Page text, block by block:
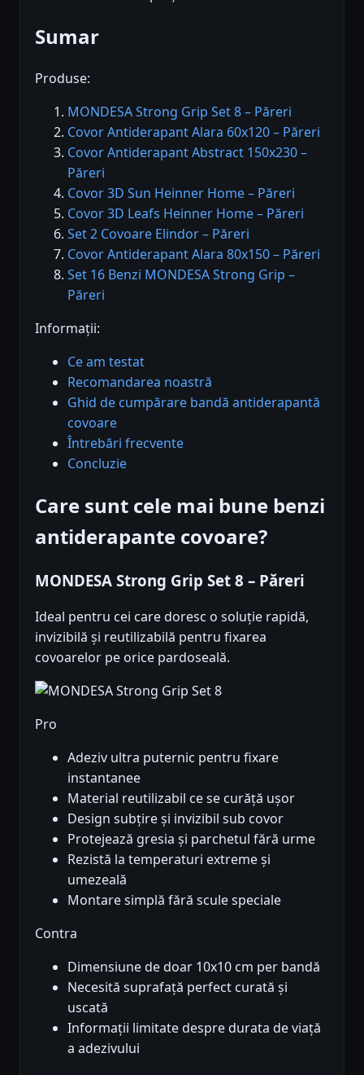
Sumar
Produse:
MONDESA Strong Grip Set 8 – Păreri
Covor Antiderapant Alara 60x120 – Păreri
Covor Antiderapant Abstract 150x230 –
Păreri
Covor 3D Sun Heinner Home – Păreri
Covor 3D Leafs Heinner Home – Păreri
Set 2 Covoare Elindor – Păreri
Covor Antiderapant Alara 80x150 – Păreri
Set 16 Benzi MONDESA Strong Grip –
Păreri
Informații:
Ce am testat
Recomandarea noastră
Ghid de cumpărare bandă antiderapantă
covoare
Întrebări frecvente
Concluzie
Care sunt cele mai bune benzi
antiderapante covoare?
MONDESA Strong Grip Set 8 – Păreri
Ideal pentru cei care doresc o soluție rapidă,
invizibilă și reutilizabilă pentru fixarea
covoarelor pe orice pardoseală.
Pro
Adeziv ultra puternic pentru fixare
instantanee
Material reutilizabil ce se curăță ușor
Design subțire și invizibil sub covor
Protejează gresia și parchetul fără urme
Rezistă la temperaturi extreme și
umezeală
Montare simplă fără scule speciale
Contra
Dimensiune de doar 10x10 cm per bandă
Necesită suprafață perfect curată și
uscată
Informații limitate despre durata de viață
a adezivului